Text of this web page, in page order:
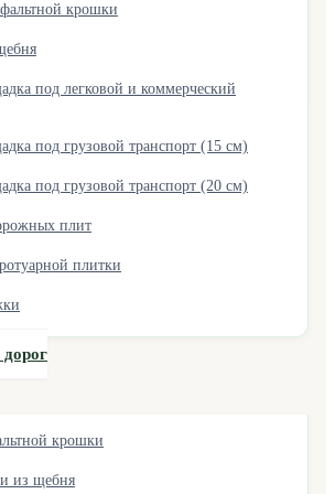
крошки
под легковой и коммерческий
под грузовой транспорт (15 см)
под грузовой транспорт (20 см)
плит
плитки
дорог
крошки
из щебня